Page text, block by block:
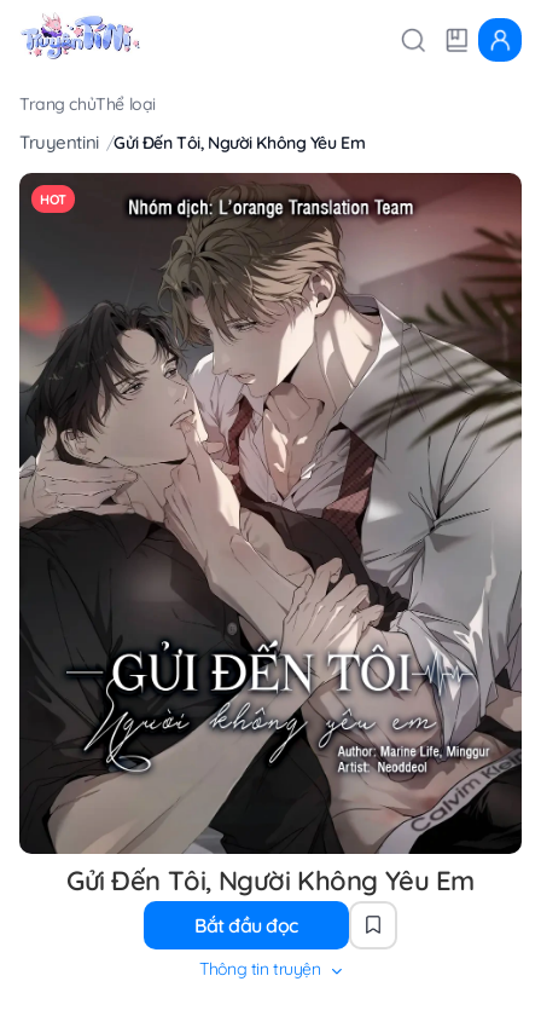
Trang chủThể loại
Truyentini Gửi Đến Tôi, Người Không Yêu Em
HOT
Gửi Đến Tôi, Người Không Yêu Em
Bắt đầu đọc
Thông tin truyện